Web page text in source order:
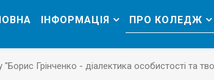
ІНФОРМАЦІЯ ПРО КОЛЕДЖ
Грінченко - діалектика особистості та